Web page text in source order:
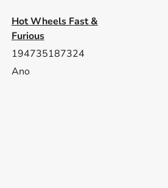
Hot Wheels Fast &
Furious
194735187324
Ano